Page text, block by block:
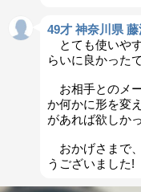
49才 神奈川県 藤
とても使いや
らいに良かったで
お相手とのメ
か何かに形を変
があれば欲しか
おかげさまで
うございました!